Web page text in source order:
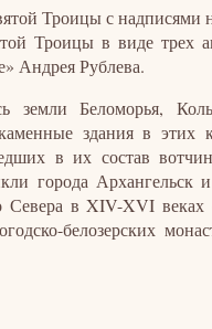
Троицы с надписями
Троицы в виде трех
Андрея Рублева.
земли Беломорья,
здания в этих
в их состав
города
Севера в XIV-XVI
белозерских